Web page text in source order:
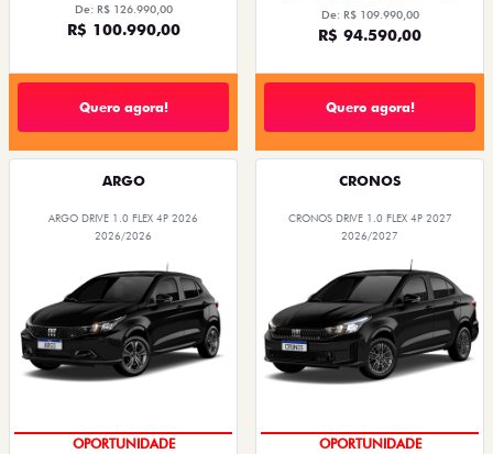
De: R$ 126.990,00
R$ 100.990,00
Quero agora!
De: R$ 109.990,00
R$ 94.590,00
Quero agora!
ARGO
ARGO DRIVE 1.0 FLEX 4P 2026
2026/2026
OPORTUNIDADE
CRONOS
CRONOS DRIVE 1.0 FLEX 4P 2027
2026/2027
OPORTUNIDADE